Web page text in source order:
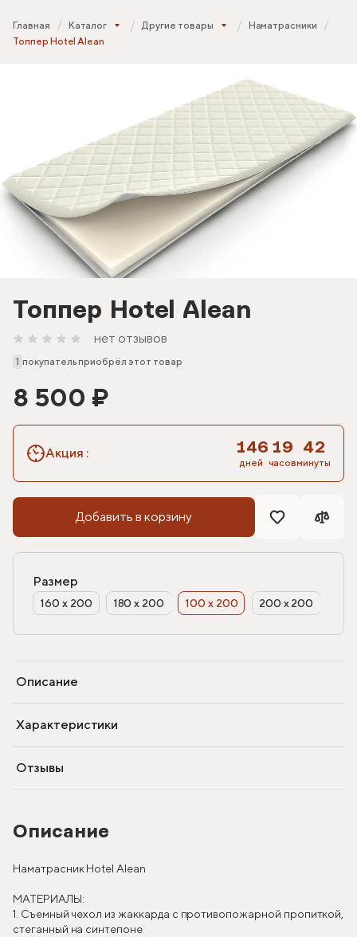
Главная Каталог Другие товары
Наматрасники
Топпер Hotel Alean
Описание
Наматрасник Hotel Alean
МАТЕРИАЛЫ:
1. Съемный чехол из жаккарда с противопожарной пропиткой,
стеганный на синтепоне
Топпер Hotel Alean
нет отзывов
1 покупатель приобрёл этот товар
8 500 ₽
Акция : 146
дней
19
часов
42
минуты
Добавить в корзину
Размер
160 х 200 180 х 200 100 х 200 200 х 200
Описание
Характеристики
Отзывы